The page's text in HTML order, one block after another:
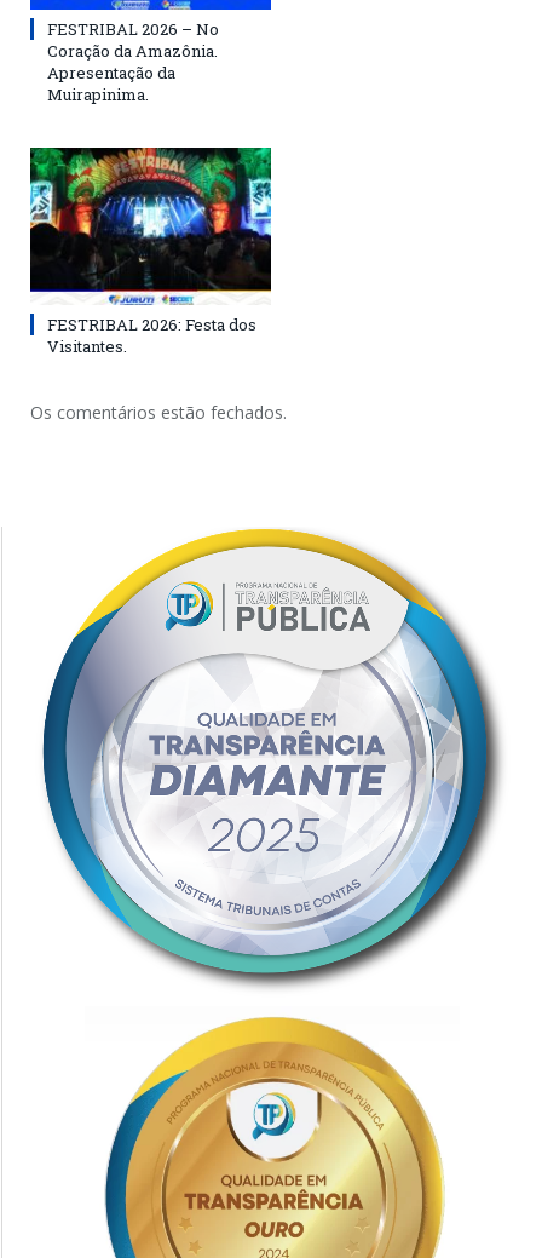
FESTRIBAL 2026 – No
Coração da Amazônia.
Apresentação da
Muirapinima.
FESTRIBAL 2026: Festa dos
Visitantes.
Os comentários estão fechados.